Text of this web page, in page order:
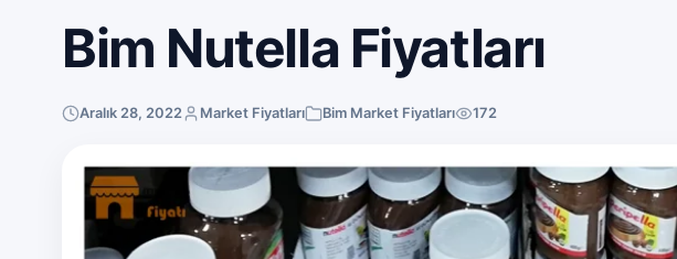
Bim Nutella Fiyatları
Aralık 28, 2022 Market Fiyatları Bim Market Fiyatları 172